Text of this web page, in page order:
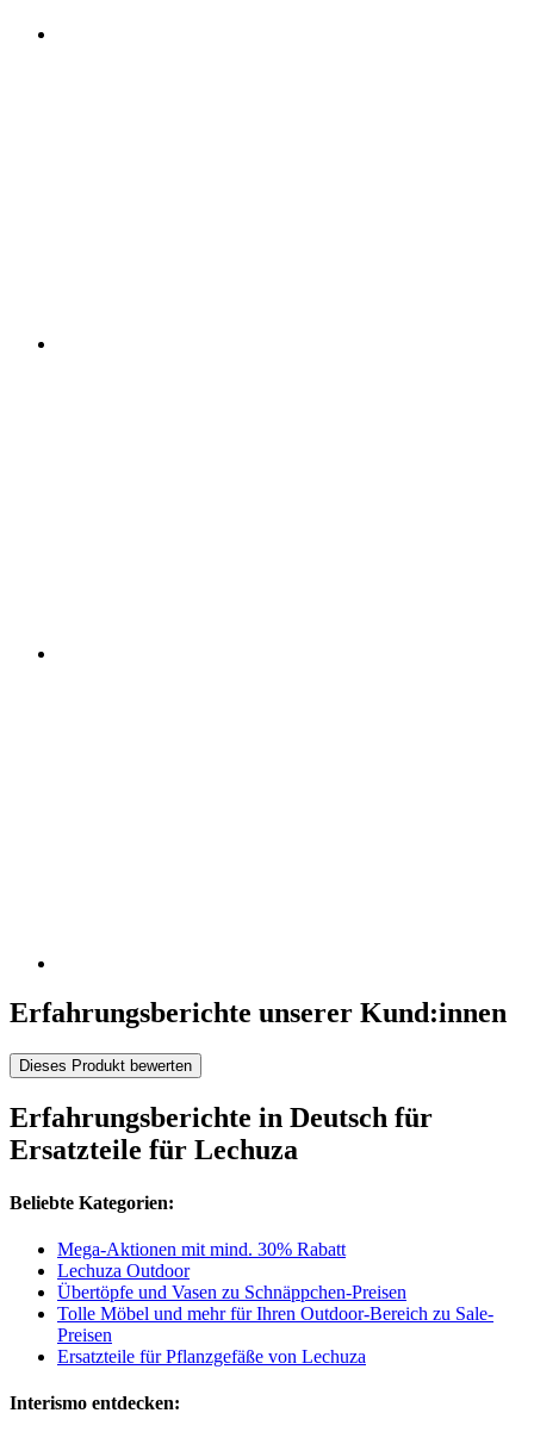
Erfahrungsberichte unserer Kund:innen
Dieses Produkt bewerten
Erfahrungsberichte in Deutsch für
Ersatzteile für Lechuza
Beliebte Kategorien:
Mega-Aktionen mit mind. 30% Rabatt
Lechuza Outdoor
Übertöpfe und Vasen zu Schnäppchen-Preisen
Tolle Möbel und mehr für Ihren Outdoor-Bereich zu Sale-
Preisen
Ersatzteile für Pflanzgefäße von Lechuza
Interismo entdecken: